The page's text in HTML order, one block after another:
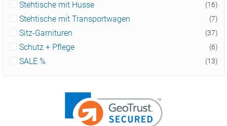
Stehtische mit Husse (16)
Stehtische mit Transportwagen (7)
Sitz-Garnituren (37)
Schutz + Pflege (6)
SALE % (13)